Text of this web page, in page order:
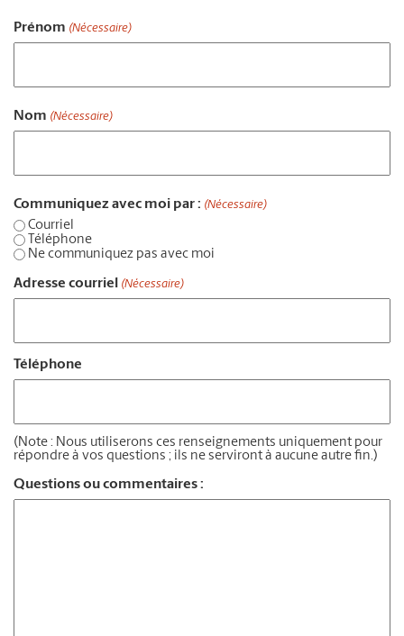
Prénom (Nécessaire)
Nom (Nécessaire)
Communiquez avec moi par : (Nécessaire)
Courriel
Téléphone
Ne communiquez pas avec moi
Adresse courriel (Nécessaire)
Téléphone
(Note : Nous utiliserons ces renseignements uniquement pour
répondre à vos questions ; ils ne serviront à aucune autre fin.)
Questions ou commentaires :